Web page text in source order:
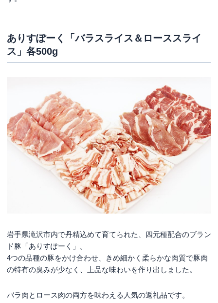
ありすぽーく「バラスライス＆ローススライ
ス」各500g
岩手県滝沢市内で丹精込めて育てられた、四元種配合のブラン
ド豚「ありすぽーく」。
4つの品種の豚をかけ合わせ、きめ細かく柔らかな肉質で豚肉
の特有の臭みが少なく、上品な味わいを作り出しました。
バラ肉とロース肉の両方を味わえる人気の返礼品です。